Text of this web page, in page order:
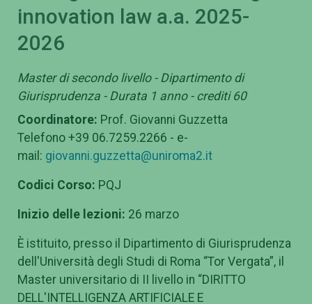
innovation law a.a. 2025-
2026
Master di secondo livello - Dipartimento di
Giurisprudenza - Durata 1 anno - crediti 60
Coordinatore: Prof. Giovanni Guzzetta
Telefono +39 06.7259.2266 - e-
mail: giovanni.guzzetta@uniroma2.it
Codici Corso: PQJ
Inizio delle lezioni: 26 marzo
È istituito, presso il Dipartimento di Giurisprudenza
dell'Università degli Studi di Roma “Tor Vergata”, il
Master universitario di II livello in “DIRITTO
DELL'INTELLIGENZA ARTIFICIALE E